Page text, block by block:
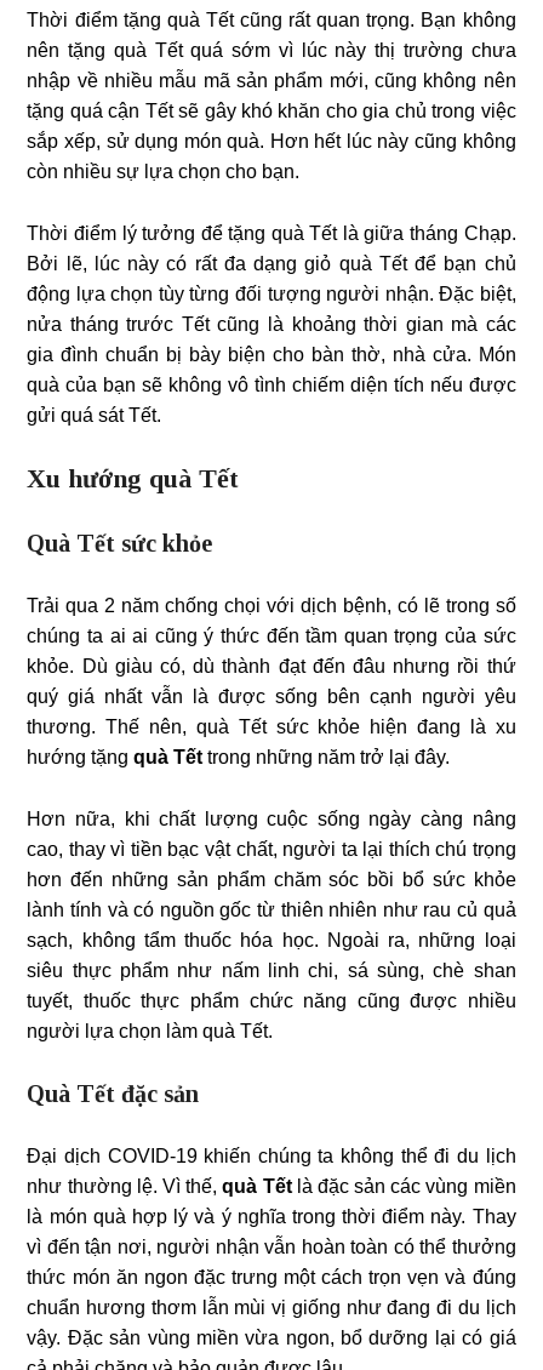
Thời điểm tặng quà Tết cũng rất quan trọng. Bạn không
nên tặng quà Tết quá sớm vì lúc này thị trường chưa
nhập về nhiều mẫu mã sản phẩm mới, cũng không nên
tặng quá cận Tết sẽ gây khó khăn cho gia chủ trong việc
sắp xếp, sử dụng món quà. Hơn hết lúc này cũng không
còn nhiều sự lựa chọn cho bạn.
Thời điểm lý tưởng để tặng quà Tết là giữa tháng Chạp.
Bởi lẽ, lúc này có rất đa dạng giỏ quà Tết để bạn chủ
động lựa chọn tùy từng đối tượng người nhận. Đặc biệt,
nửa tháng trước Tết cũng là khoảng thời gian mà các
gia đình chuẩn bị bày biện cho bàn thờ, nhà cửa. Món
quà của bạn sẽ không vô tình chiếm diện tích nếu được
gửi quá sát Tết.
Xu hướng quà Tết
Quà Tết sức khỏe
Trải qua 2 năm chống chọi với dịch bệnh, có lẽ trong số
chúng ta ai ai cũng ý thức đến tầm quan trọng của sức
khỏe. Dù giàu có, dù thành đạt đến đâu nhưng rồi thứ
quý giá nhất vẫn là được sống bên cạnh người yêu
thương. Thế nên, quà Tết sức khỏe hiện đang là xu
hướng tặngquà Tết trong những năm trở lại đây.
Hơn nữa, khi chất lượng cuộc sống ngày càng nâng
cao, thay vì tiền bạc vật chất, người ta lại thích chú trọng
hơn đến những sản phẩm chăm sóc bồi bổ sức khỏe
lành tính và có nguồn gốc từ thiên nhiên như rau củ quả
sạch, không tẩm thuốc hóa học. Ngoài ra, những loại
siêu thực phẩm như nấm linh chi, sá sùng, chè shan
tuyết, thuốc thực phẩm chức năng cũng được nhiều
người lựa chọn làm quà Tết.
Quà Tết đặc sản
Đại dịch COVID-19 khiến chúng ta không thể đi du lịch
như thường lệ. Vì thế,quà Tếtlà đặc sản các vùng miền
là món quà hợp lý và ý nghĩa trong thời điểm này. Thay
vì đến tận nơi, người nhận vẫn hoàn toàn có thể thưởng
thức món ăn ngon đặc trưng một cách trọn vẹn và đúng
chuẩn hương thơm lẫn mùi vị giống như đang đi du lịch
vậy. Đặc sản vùng miền vừa ngon, bổ dưỡng lại có giá